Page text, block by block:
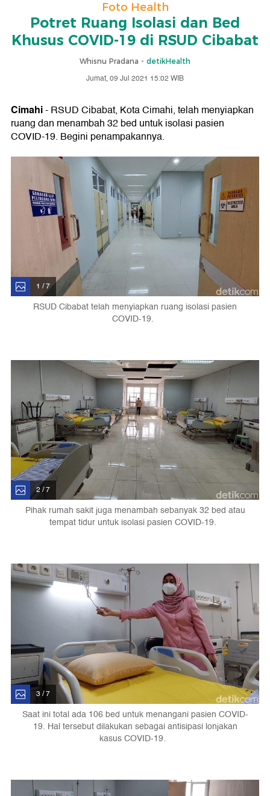
Foto Health
Potret Ruang Isolasi dan Bed
Khusus COVID-19 di RSUD Cibabat
Whisnu Pradana - detikHealth
Jumat, 09 Jul 2021 15:02 WIB
Cimahi- RSUD Cibabat, Kota Cimahi, telah menyiapkan
ruang dan menambah 32 bed untuk isolasi pasien
COVID-19. Begini penampakannya.
1 / 7
RSUD Cibabat telah menyiapkan ruang isolasi pasien
COVID-19.
2 / 7
Pihak rumah sakit juga menambah sebanyak 32 bed atau
tempat tidur untuk isolasi pasien COVID-19.
3 / 7
Saat ini total ada 106 bed untuk menangani pasien COVID-
19. Hal tersebut dilakukan sebagai antisipasi lonjakan
kasus COVID-19.